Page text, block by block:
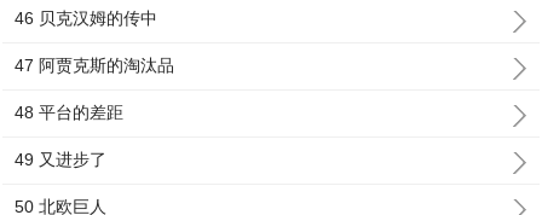
46 贝克汉姆的传中
47 阿贾克斯的淘汰品
48 平台的差距
49 又进步了
50 北欧巨人